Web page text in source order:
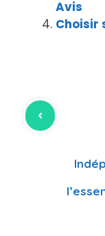
Avis
Choisir